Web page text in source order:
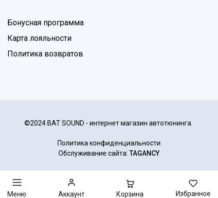
Бонусная программа
Карта лояльности
Политика возвратов
©2024 BAT SOUND - интернет магазин автотюнинга.
Политика конфиденциальности
Обслуживание сайта: TAGANCY
Меню Аккаунт Корзина Избранное